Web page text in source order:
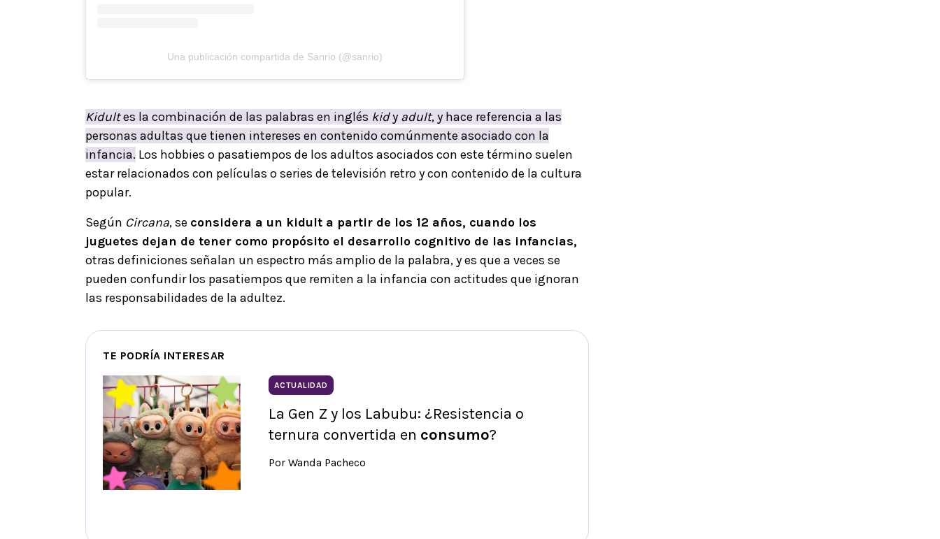
Una publicación compartida de Sanrio (@sanrio)
Kidultes la combinación de las palabras en inglés kidy adult, y hace referencia a las
personas adultas que tienen intereses en contenido comúnmente asociado con la
infancia. Los hobbies o pasatiempos de los adultos asociados con este término suelen
estar relacionados con películas o series de televisión retro y con contenido de la cultura
popular.
Según Circana, se considera a un kidult a partir de los 12 años, cuando los
juguetes dejan de tener como propósito el desarrollo cognitivo de las infancias,
otras definiciones señalan un espectro más amplio de la palabra, y es que a veces se
pueden confundir los pasatiempos que remiten a la infancia con actitudes que ignoran
las responsabilidades de la adultez.
TE PODRÍA INTERESAR
ACTUALIDAD
La Gen Z y los Labubu: ¿Resistencia o
ternura convertida en consumo?
Por Wanda Pacheco